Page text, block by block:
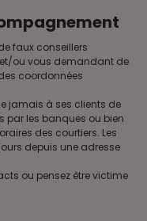
faux conseillers
ou vous demandant de
coordonnées
jamais à ses clients de
par les banques ou bien
des courtiers. Les
depuis une adresse
ou pensez être victime